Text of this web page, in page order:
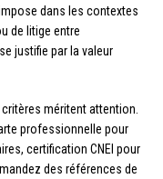
dans les contextes
de litige entre
justifie par la valeur
méritent attention.
professionnelle pour
certification CNEI pour
des références de